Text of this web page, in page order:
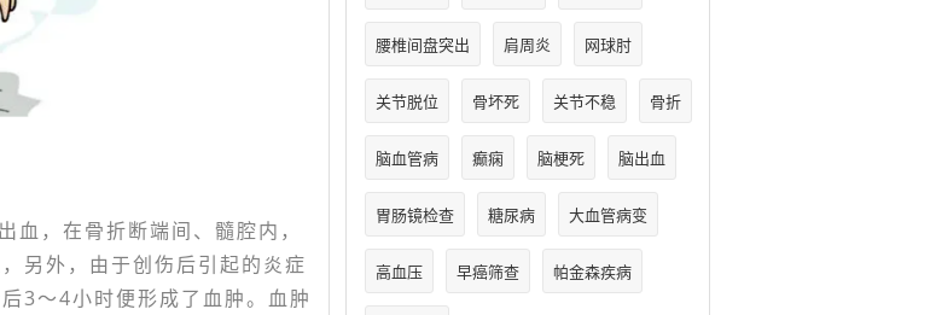
血，在骨折断端间、髓腔内，
另外，由于创伤后引起的炎症
3～4小时便形成了血肿。血肿
腰椎间盘突出 肩周炎 网球肘
关节脱位 骨坏死 关节不稳 骨折
脑血管病 癫痫 脑梗死 脑出血
胃肠镜检查 糖尿病 大血管病变
高血压 早癌筛查 帕金森疾病